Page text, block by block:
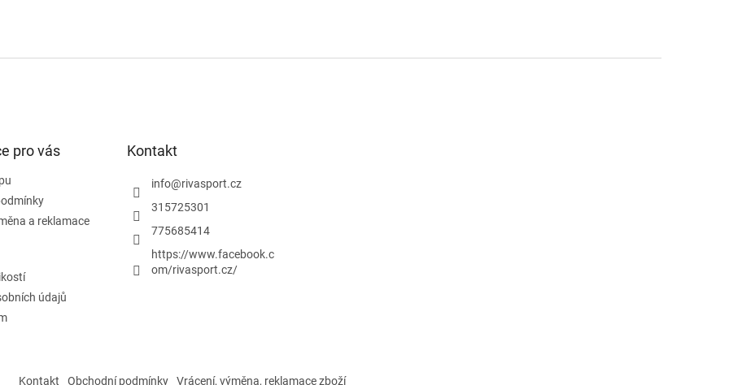
pro vás
a reklamace
údajů
Kontakt
info@rivasport.cz
315725301
775685414
https://www.facebook.c
om/rivasport.cz/
Kontakt Obchodní podmínky Vrácení, výměna, reklamace zboží